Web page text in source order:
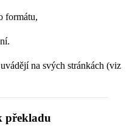
formátu,
na svých stránkách (viz
překladu